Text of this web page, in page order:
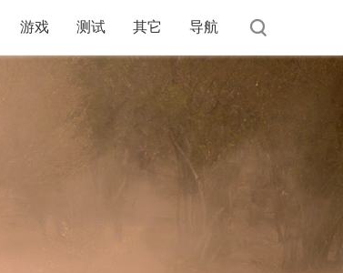
游戏 测试 其它 导航